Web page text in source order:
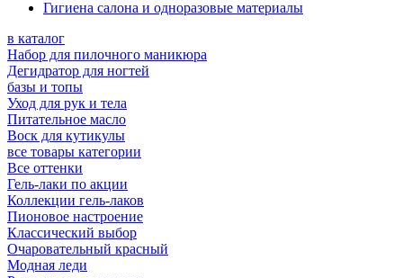
Гигиена салона и одноразовые материалы
в каталог
Набор для пилочного маникюра
Дегидратор для ногтей
базы и топы
Уход для рук и тела
Питательное масло
Воск для кутикулы
все товары категории
Все оттенки
Гель-лаки по акции
Коллекции гель-лаков
Пионовое настроение
Классический выбор
Очаровательный красный
Модная леди